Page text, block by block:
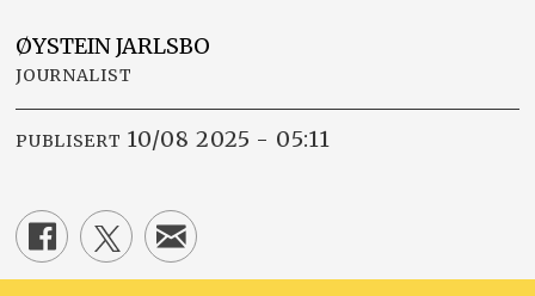
ØYSTEINJARLSBO
JOURNALIST
PUBLISERT 10/08 2025 - 05:11